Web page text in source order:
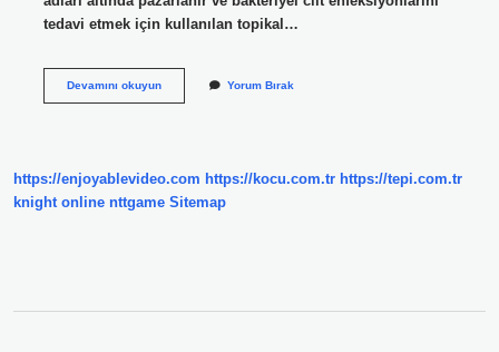
tedavi etmek için kullanılan topikal…
Devamını okuyunFucidin
Yorum Bırak
https://enjoyablevideo.com https://kocu.com.tr https://tepi.com.tr
knight online nttgame Sitemap